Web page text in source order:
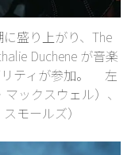
盛り上がり、The
Duchene が音楽
リティが参加。 左
ックスウェル）、
モールズ）